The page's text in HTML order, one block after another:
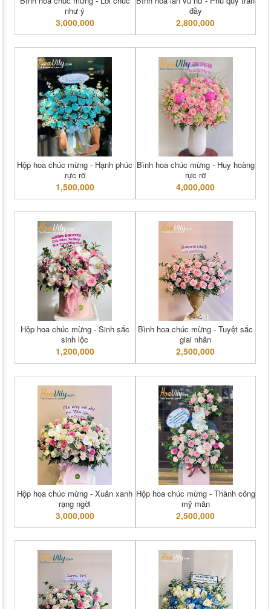
như ý
3,000,000
đầy
2,800,000
Hộp hoa chúc mừng - Hạnh phúc
rực rỡ
1,500,000
Bình hoa chúc mừng - Huy hoàng
rực rỡ
4,000,000
Hộp hoa chúc mừng - Sinh sắc
sinh lộc
1,200,000
Bình hoa chúc mừng - Tuyệt sắc
giai nhân
2,500,000
Hộp hoa chúc mừng - Xuân xanh
rạng ngời
3,000,000
Hộp hoa chúc mừng - Thành công
mỹ mãn
2,500,000